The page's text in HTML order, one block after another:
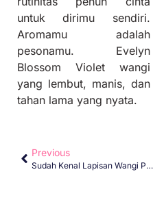
untuk dirimu sendiri.
Aromamu adalah
pesonamu. Evelyn
Blossom Violet wangi
yang lembut, manis, dan
tahan lama yang nyata.
Previous
Sudah Kenal Lapisan Wangi Parfummu?